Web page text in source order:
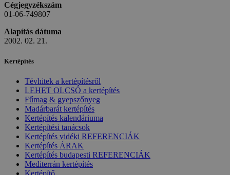
Cégjegyzékszám
01-06-749807
Alapítás dátuma
2002. 02. 21.
Kertépítés
Tévhitek a kertépítésről
LEHET OLCSÓ a kertépítés
Fűmag & gyepszőnyeg
Madárbarát kertépítés
Kertépítés kalendáriuma
Kertépítési tanácsok
Kertépítés vidéki REFERENCIÁK
Kertépítés ÁRAK
Kertépítés budapesti REFERENCIÁK
Mediterrán kertépítés
Kertépítő